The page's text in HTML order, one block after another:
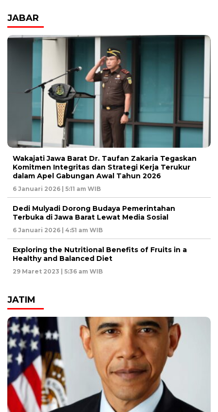
JABAR
Wakajati Jawa Barat Dr. Taufan Zakaria Tegaskan
Komitmen Integritas dan Strategi Kerja Terukur
dalam Apel Gabungan Awal Tahun 2026
6 Januari 2026 | 5:11 am WIB
Dedi Mulyadi Dorong Budaya Pemerintahan
Terbuka di Jawa Barat Lewat Media Sosial
6 Januari 2026 | 4:51 am WIB
Exploring the Nutritional Benefits of Fruits in a
Healthy and Balanced Diet
29 Maret 2023 | 5:36 am WIB
JATIM